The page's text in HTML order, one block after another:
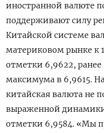
иностранной валюте
поддерживают силу
Китайской системе
материковом рынке к
отметки​ 6,9622, ранее
максимума ⁠в 6,9615.
китайская валюта не
выраженной
⁠отметки 6,9584. «Мы